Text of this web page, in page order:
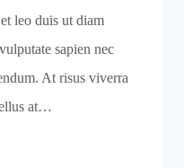
leo duis ut diam
sapien nec
At risus viverra
at…